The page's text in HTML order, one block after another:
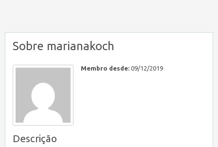
Sobre marianakoch
Membro desde: 09/12/2019
Descrição